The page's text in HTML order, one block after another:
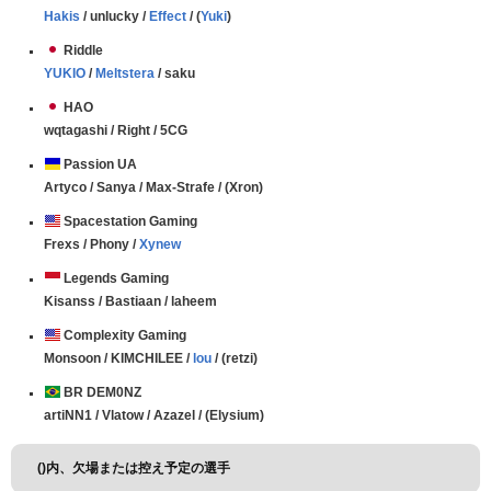
Hakis / unlucky / Effect / (Yuki)
Riddle
YUKIO / Meltstera / saku
HAO
wqtagashi / Right / 5CG
Passion UA
Artyco / Sanya / Max-Strafe / (Xron)
Spacestation Gaming
Frexs / Phony /Xynew
Legends Gaming
Kisanss / Bastiaan / laheem
Complexity Gaming
Monsoon / KIMCHILEE / lou / (retzi)
BR DEM0NZ
artiNN1 / Vlatow / Azazel / (Elysium)
()内、欠場または控え予定の選手